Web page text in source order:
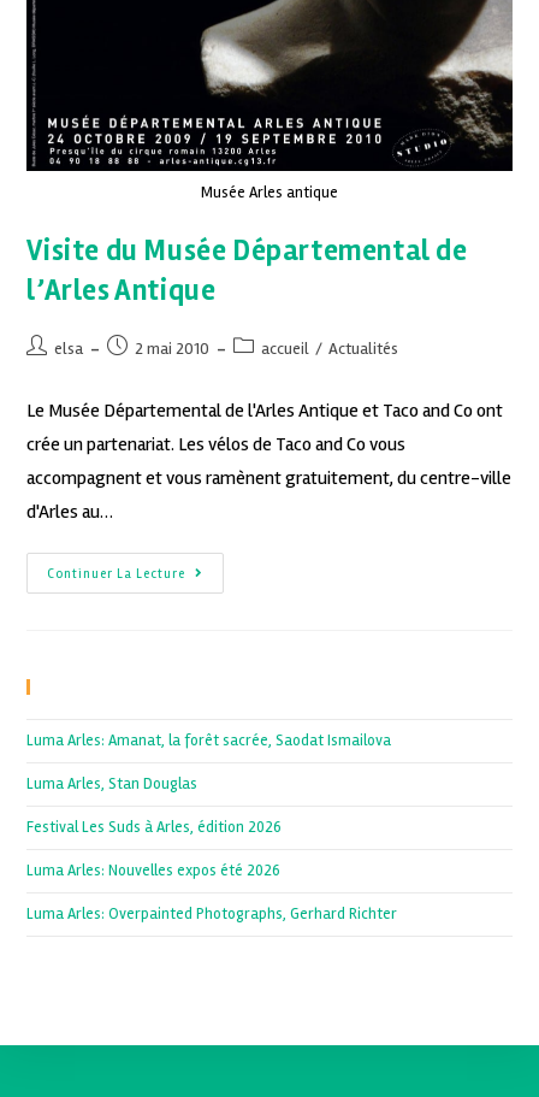
Musée Arles antique
Visite du Musée Départemental de
l’Arles Antique
elsa 2 mai 2010 accueil / Actualités
Le Musée Départemental de l'Arles Antique et Taco and Co ont
crée un partenariat. Les vélos de Taco and Co vous
accompagnent et vous ramènent gratuitement, du centre-ville
d'Arles au…
Continuer La Lecture
Luma Arles: Amanat, la forêt sacrée, Saodat Ismailova
Luma Arles, Stan Douglas
Festival Les Suds à Arles, édition 2026
Luma Arles: Nouvelles expos été 2026
Luma Arles: Overpainted Photographs, Gerhard Richter